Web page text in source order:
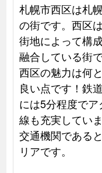
札幌市西区は札
の街です。西区
街地によって構
融合している街で
西区の魅力は何
良い点です！鉄
には5分程度で
線も充実してい
交通機関である
リアです。